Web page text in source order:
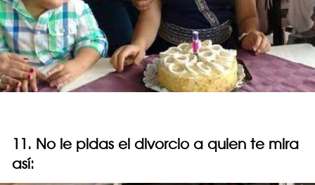
11. No le pidas el divorcio a quien te mira
así: